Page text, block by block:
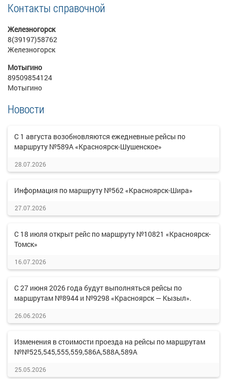
Контакты справочной
Железногорск
8(39197)58762
Железногорск
Мотыгино
89509854124
Мотыгино
Новости
С 1 августа возобновляются ежедневные рейсы по
маршруту №589А «Красноярск-Шушенское»
28.07.2026
Информация по маршруту №562 «Красноярск-Шира»
27.07.2026
С 18 июля открыт рейс по маршруту №10821 «Красноярск-
Томск»
16.07.2026
С 27 июня 2026 года будут выполняться рейсы по
маршрутам №8944 и №9298 «Красноярск — Кызыл».
26.06.2026
Изменения в стоимости проезда на рейсы по маршрутам
№№525,545,555,559,586А,588А,589А
25.05.2026